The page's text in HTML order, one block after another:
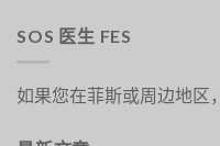
SOS 医生 FES
如果您在菲斯或周边地区